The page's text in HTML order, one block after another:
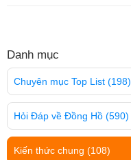
Danh mục
Chuyên mục Top List (198)
Hỏi Đáp về Đồng Hồ (590)
Kiến thức chung (108)